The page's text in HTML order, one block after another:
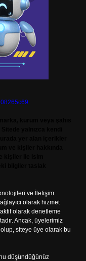
ve İletişim
olarak hizmet
olarak denetleme
Ancak, üyelerimiz
siteye üye olarak bu
düşündüğünüz